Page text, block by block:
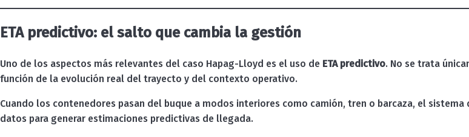
ETA predictivo: el salto que cambia la gestión
Uno de los aspectos más relevantes del caso Hapag-Lloyd es el uso de ETA predictivo. No se trata
función de la evolución real del trayecto y del contexto operativo.
Cuando los contenedores pasan del buque a modos interiores como camión, tren o barcaza, el
datos para generar estimaciones predictivas de llegada.